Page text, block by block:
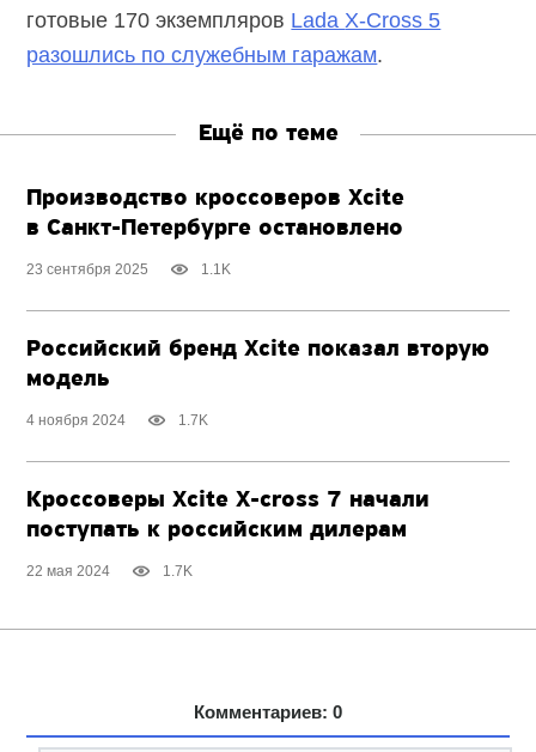
готовые 170 экземпляров LadaX-Cross 5
разошлись по служебным гаражам.
Ещё по теме
Производство кроссоверов Xcite
в Санкт-Петербурге остановлено
23 сентября 2025 1.1K
Российский бренд Xcite показал вторую
модель
4 ноября 2024 1.7K
Кроссоверы XciteX-cross 7 начали
поступать к российским дилерам
22 мая 2024 1.7K
Комментариев: 0